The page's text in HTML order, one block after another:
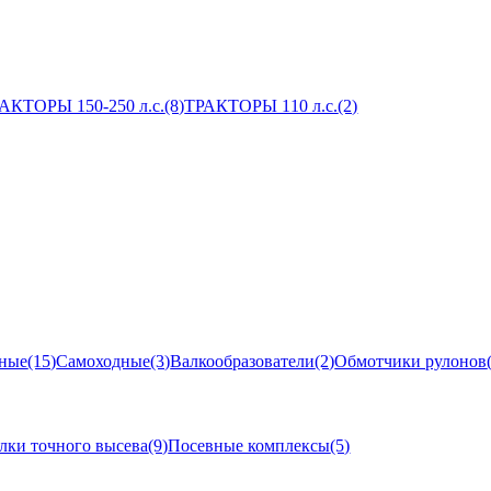
150-250 л.с.(8)ТРАКТОРЫ 110 л.с.(2)
(15)Самоходные(3)Валкообразователи(2)Обмотчики рулонов
точного высева(9)Посевные комплексы(5)